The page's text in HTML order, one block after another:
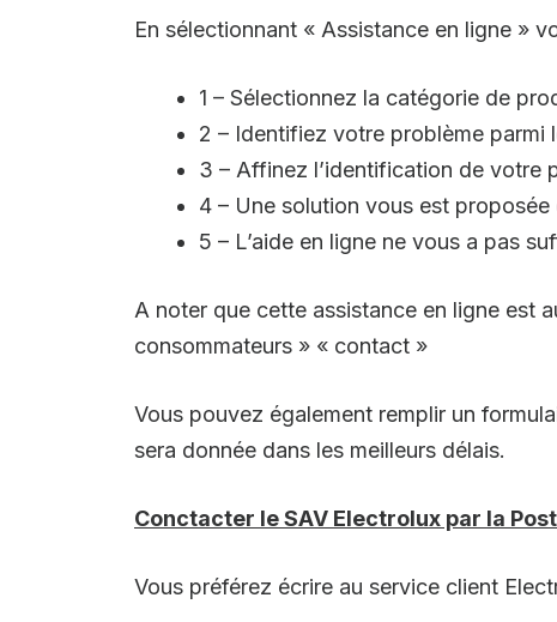
En sélectionnant « Assistance en ligne »
1 – Sélectionnez la catégorie de
2 – Identifiez votre problème parmi
3 – Affinez l’identification de votre
4 – Une solution vous est
5 – L’aide en ligne ne vous a pas
A noter que cette assistance en ligne est
consommateurs » « contact »
Vous pouvez également remplir un
sera donnée dans les meilleurs délais.
Conctacter le SAV Electrolux par la
Vous préférez écrire au service client